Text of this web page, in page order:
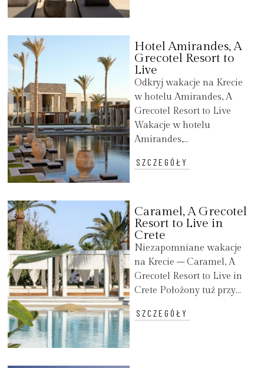
Hotel Amirandes, A
Grecotel Resort to
Live
Odkryj wakacje na Krecie
w hotelu Amirandes, A
Grecotel Resort to Live
Wakacje w hotelu
Amirandes,...
SZCZEGÓŁY
Caramel, A Grecotel
Resort to Live in
Crete
Niezapomniane wakacje
na Krecie – Caramel, A
Grecotel Resort to Live in
Crete Położony tuż przy...
SZCZEGÓŁY